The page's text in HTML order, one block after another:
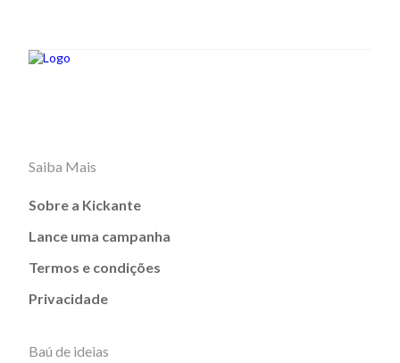
Saiba Mais
Sobre a Kickante
Lance uma campanha
Termos e condições
Privacidade
Baú de ideias